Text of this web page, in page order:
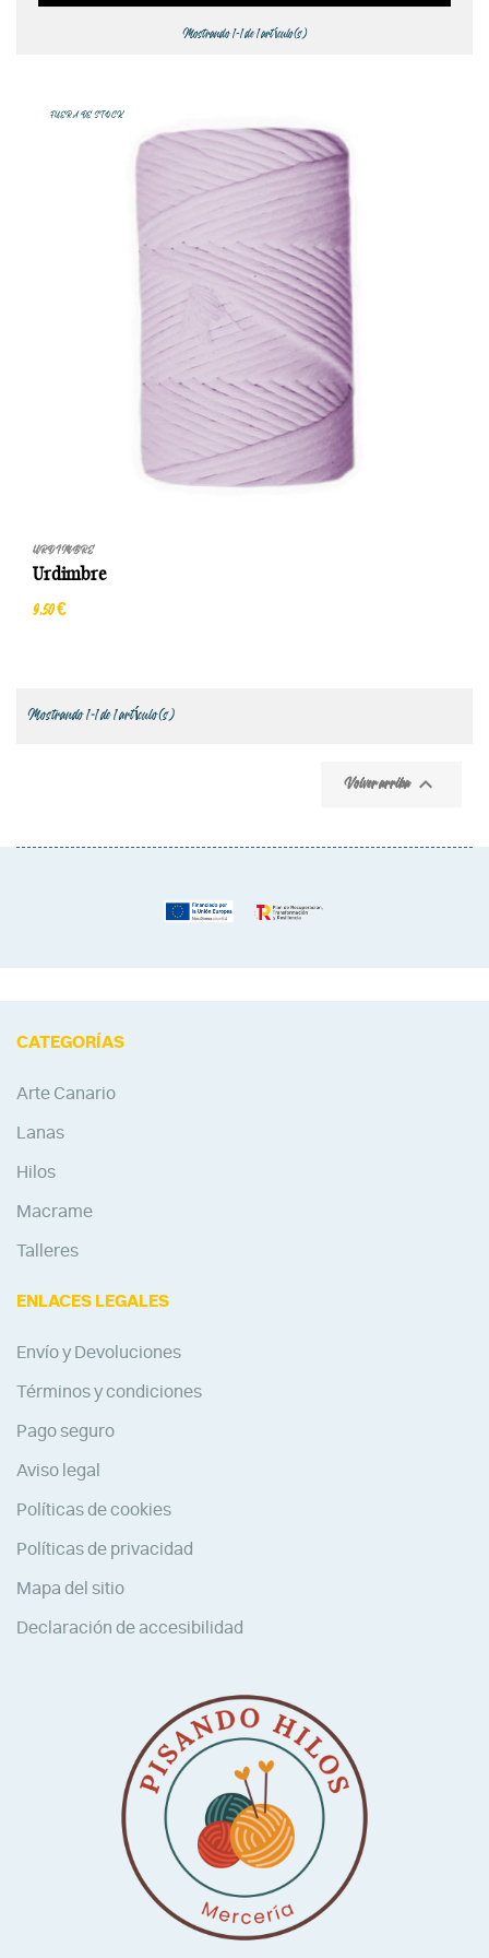
Mostrando 1-1 de 1 artículo(s)
FUERA DE STOCK
URDIMBRE
Urdimbre
9,50 €
Mostrando 1-1 de 1 artículo(s)
Volver arriba 
CATEGORÍAS
Arte Canario
Lanas
Hilos
Macrame
Talleres
ENLACES LEGALES
Envío y Devoluciones
Términos y condiciones
Pago seguro
Aviso legal
Políticas de cookies
Políticas de privacidad
Mapa del sitio
Declaración de accesibilidad